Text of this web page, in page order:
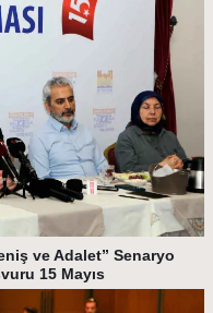
ve Adalet” Senaryo
15 Mayıs